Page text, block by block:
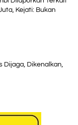
Kejati: Bukan
Dijaga, Dikenalkan,